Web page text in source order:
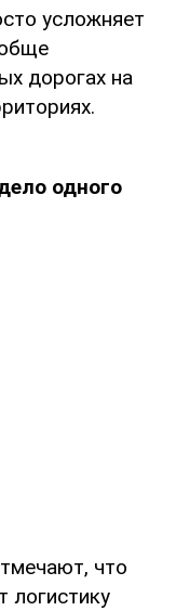
усложняет
дорогах на
одного
что
логистику